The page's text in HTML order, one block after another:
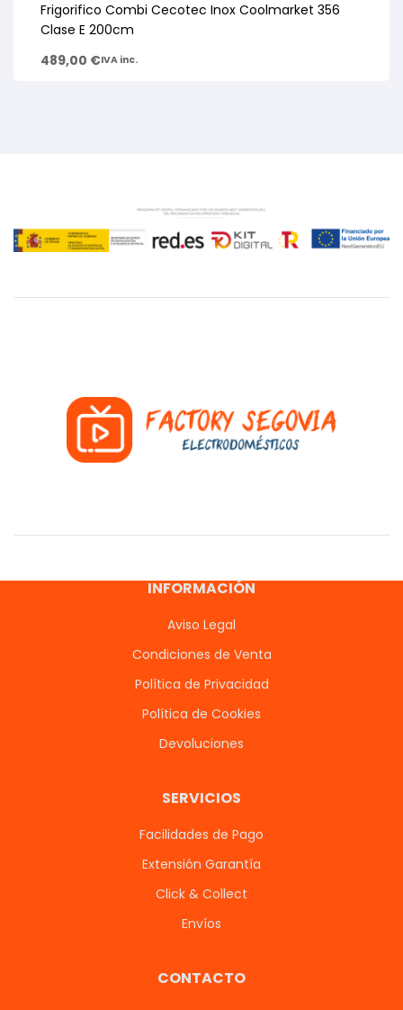
Frigorifico Combi Cecotec Inox Coolmarket 356
Clase E 200cm
489,00 €IVA inc.
INFORMACIÓN
Aviso Legal
Condiciones de Venta
Política de Privacidad
Política de Cookies
Devoluciones
SERVICIOS
Facilidades de Pago
Extensión Garantía
Click & Collect
Envíos
CONTACTO